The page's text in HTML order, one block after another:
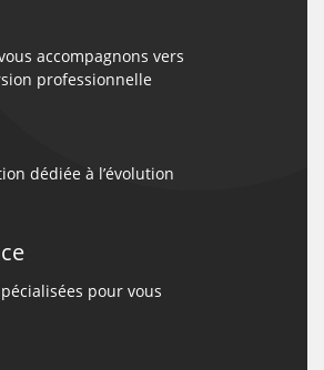
accompagnons vers
professionnelle
dédiée à l’évolution
pour vous